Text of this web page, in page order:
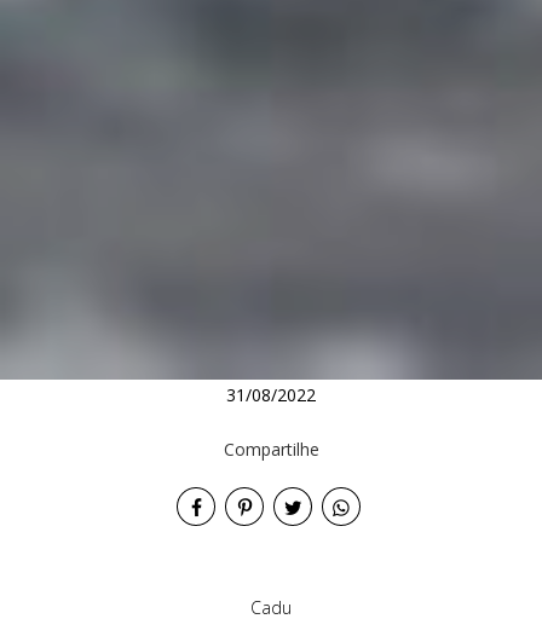
31/08/2022
Compartilhe
Cadu